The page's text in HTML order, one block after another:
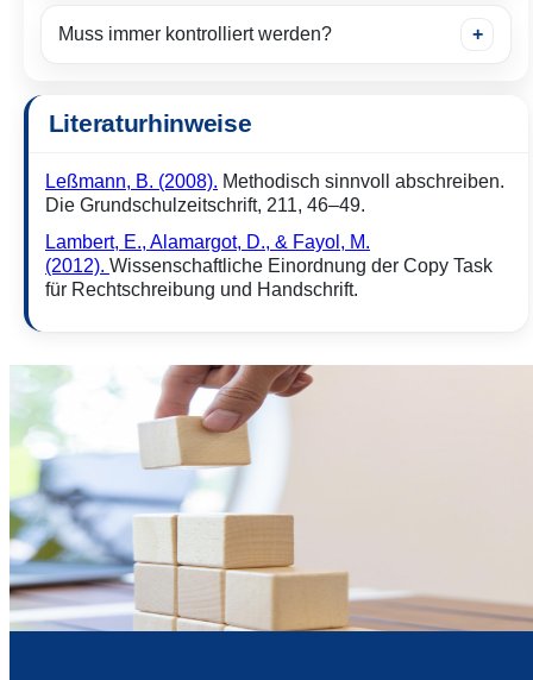
Muss immer kontrolliert werden?
Literaturhinweise
Leßmann, B. (2008). Methodisch sinnvoll abschreiben.
Die Grundschulzeitschrift, 211, 46–49.
Lambert, E., Alamargot, D., & Fayol, M.
(2012). Wissenschaftliche Einordnung der Copy Task
für Rechtschreibung und Handschrift.